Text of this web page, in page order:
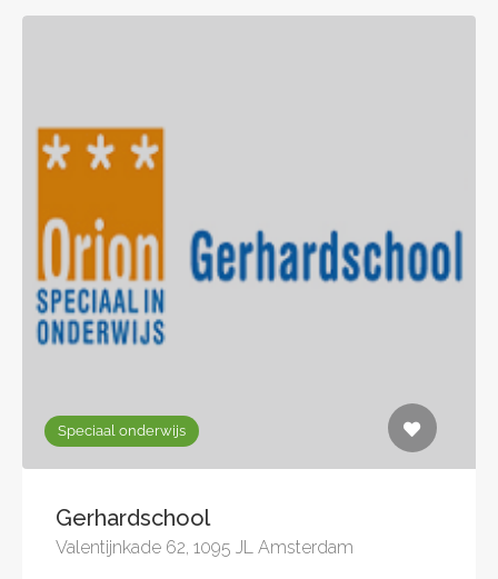
Speciaal onderwijs
Gerhardschool
Valentijnkade 62, 1095 JL Amsterdam